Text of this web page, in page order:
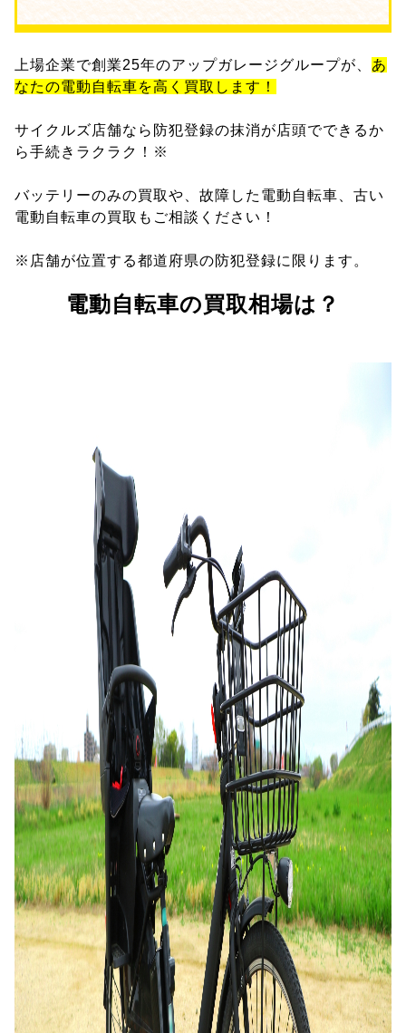
上場企業で創業25年のアップガレージグループが、 あ
なたの電動自転車を高く買取します！
サイクルズ店舗なら防犯登録の抹消が店頭でできるか
ら手続きラクラク！※
バッテリーのみの買取や、故障した電動自転車、古い
電動自転車の買取もご相談ください！
※店舗が位置する都道府県の防犯登録に限ります。
電動自転車の買取相場は？